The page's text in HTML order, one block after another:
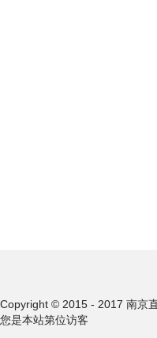
Copyright © 2015 - 2017 南京
您是本站第位访客